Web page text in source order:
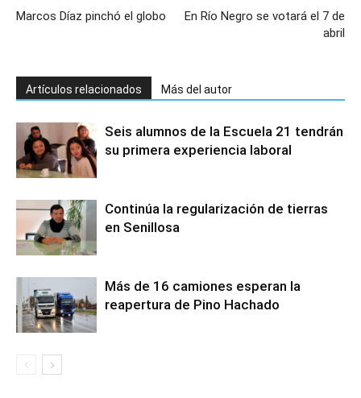
Marcos Díaz pinchó el globo
En Río Negro se votará el 7 de
abril
Artículos relacionados Más del autor
Seis alumnos de la Escuela 21 tendrán
su primera experiencia laboral
Continúa la regularización de tierras
en Senillosa
Más de 16 camiones esperan la
reapertura de Pino Hachado